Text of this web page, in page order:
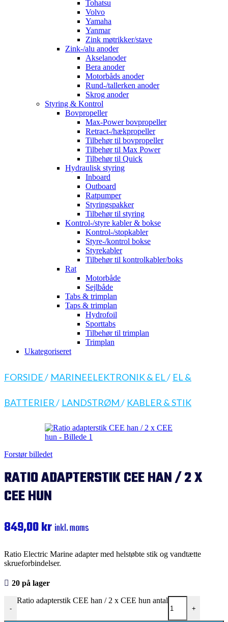
Tohatsu
Volvo
Yamaha
Yanmar
Zink møtrikker/stave
Zink-/alu anoder
Akselanoder
Bera anoder
Motorbåds anoder
Rund-/tallerken anoder
Skrog anoder
Styring & Kontrol
Bovpropeller
Max-Power bovpropeller
Retract-/hækpropeller
Tilbehør til bovpropeller
Tilbehør til Max Power
Tilbehør til Quick
Hydraulisk styring
Inboard
Outboard
Ratpumper
Styringspakker
Tilbehør til styring
Kontrol-/styre kabler & bokse
Kontrol-/stopkabler
Styre-/kontrol bokse
Styrekabler
Tilbehør til kontrolkabler/boks
Rat
Motorbåde
Sejlbåde
Tabs & trimplan
Taps & trimplan
Hydrofoil
Sporttabs
Tilbehør til trimplan
Trimplan
Ukategoriseret
FORSIDE/ MARINEELEKTRONIK & EL/ EL &
BATTERIER/ LANDSTRØM/ KABLER & STIK
Forstør billedet
RATIO ADAPTERSTIK CEE HAN / 2 X
CEE HUN
849,00kr inkl. moms
Ratio Electric Marine adapter med helstøbte stik og vandtætte
skrueforbindelser.
20 på lager
-
Ratio adapterstik CEE han / 2 x CEE hun antal
+